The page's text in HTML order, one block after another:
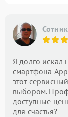
Я долго искал
смартфона
этот
выбором.
доступные
для счастья?